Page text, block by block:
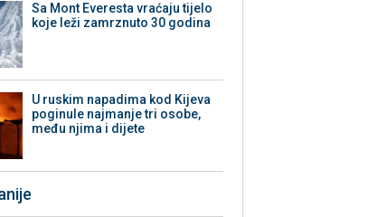
Sa Mont Everesta vraćaju tijelo
koje leži zamrznuto 30 godina
U ruskim napadima kod Kijeva
poginule najmanje tri osobe,
među njima i dijete